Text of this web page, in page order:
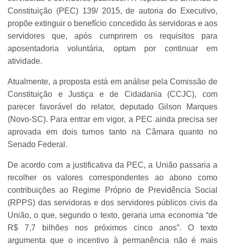
Constituição (PEC) 139/ 2015, de autoria do Executivo,
propõe extinguir o benefício concedido às servidoras e aos
servidores que, após cumprirem os requisitos para
aposentadoria voluntária, optam por continuar em
atividade.
Atualmente, a proposta está em análise pela Comissão de
Constituição e Justiça e de Cidadania (CCJC), com
parecer favorável do relator, deputado Gilson Marques
(Novo-SC). Para entrar em vigor, a PEC ainda precisa ser
aprovada em dois turnos tanto na Câmara quanto no
Senado Federal.
De acordo com a justificativa da PEC, a União passaria a
recolher os valores correspondentes ao abono como
contribuições ao Regime Próprio de Previdência Social
(RPPS) das servidoras e dos servidores públicos civis da
União, o que, segundo o texto, geraria uma economia “de
R$ 7,7 bilhões nos próximos cinco anos”. O texto
argumenta que o incentivo à permanência não é mais